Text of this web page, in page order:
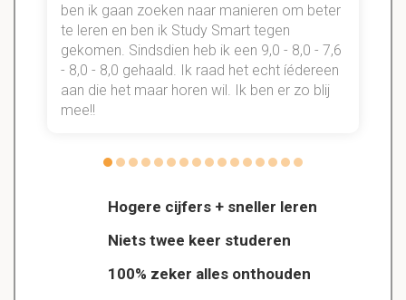
Hogere cijfers + sneller leren
Niets twee keer studeren
100% zeker alles onthouden
ben ik gaan zoeken naar manieren om beter
te leren en ben ik Study Smart tegen
gekomen. Sindsdien heb ik een 9,0 - 8,0 - 7,6
- 8,0 - 8,0 gehaald. Ik raad het echt íédereen
aan die het maar horen wil. Ik ben er zo blij
mee!!